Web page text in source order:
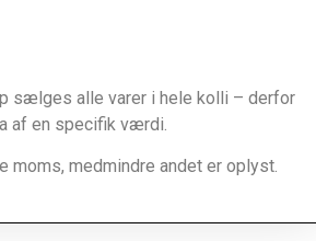
sælges alle varer i hele kolli – derfor
af en specifik værdi.
medmindre andet er oplyst.